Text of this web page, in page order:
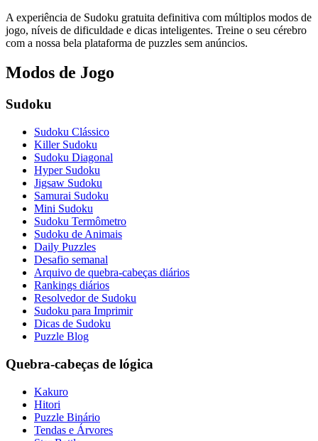
A experiência de Sudoku gratuita definitiva com múltiplos modos de
jogo, níveis de dificuldade e dicas inteligentes. Treine o seu cérebro
com a nossa bela plataforma de puzzles sem anúncios.
Modos de Jogo
Sudoku
Sudoku Clássico
Killer Sudoku
Sudoku Diagonal
Hyper Sudoku
Jigsaw Sudoku
Samurai Sudoku
Mini Sudoku
Sudoku Termômetro
Sudoku de Animais
Daily Puzzles
Desafio semanal
Arquivo de quebra-cabeças diários
Rankings diários
Resolvedor de Sudoku
Sudoku para Imprimir
Dicas de Sudoku
Puzzle Blog
Quebra-cabeças de lógica
Kakuro
Hitori
Puzzle Binário
Tendas e Árvores